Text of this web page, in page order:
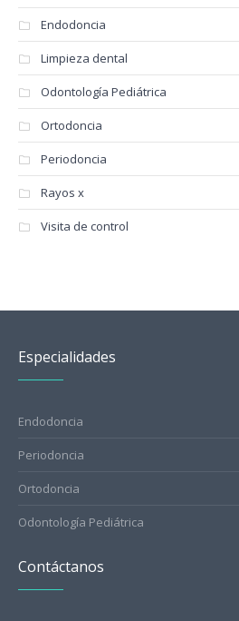
Endodoncia
Limpieza dental
Odontología Pediátrica
Ortodoncia
Periodoncia
Rayos x
Visita de control
Especialidades
Endodoncia
Periodoncia
Ortodoncia
Odontología Pediátrica
Contáctanos